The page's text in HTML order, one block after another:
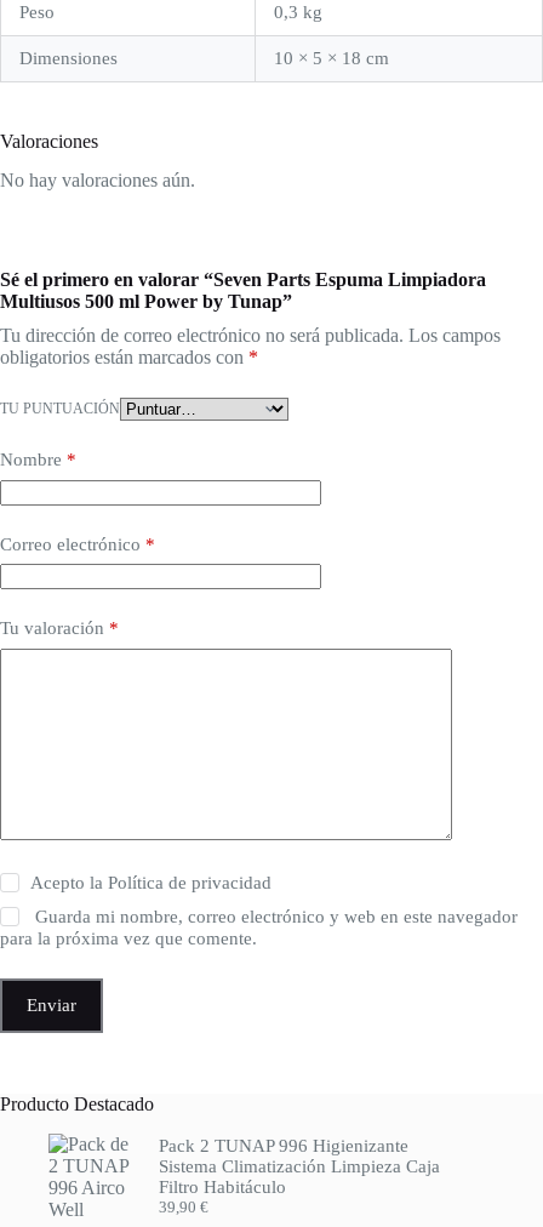
Peso 0,3 kg
Dimensiones 10 × 5 × 18 cm
Valoraciones
No hay valoraciones aún.
Sé el primero en valorar “Seven Parts Espuma Limpiadora
Multiusos 500 ml Power by Tunap”
Tu dirección de correo electrónico no será publicada. Los campos
obligatorios están marcados con *
TU PUNTUACIÓN
Nombre *
Correo electrónico *
Tu valoración *
Acepto laPolítica de privacidad
Guarda mi nombre, correo electrónico y web en este navegador
para la próxima vez que comente.
Enviar
Producto Destacado
Pack 2 TUNAP 996 Higienizante
Sistema Climatización Limpieza Caja
Filtro Habitáculo
39,90 €